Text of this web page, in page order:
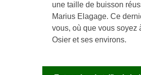
une taille de buisson
Marius Elagage. Ce
vous, où que vous soyez
Osier et ses environs.